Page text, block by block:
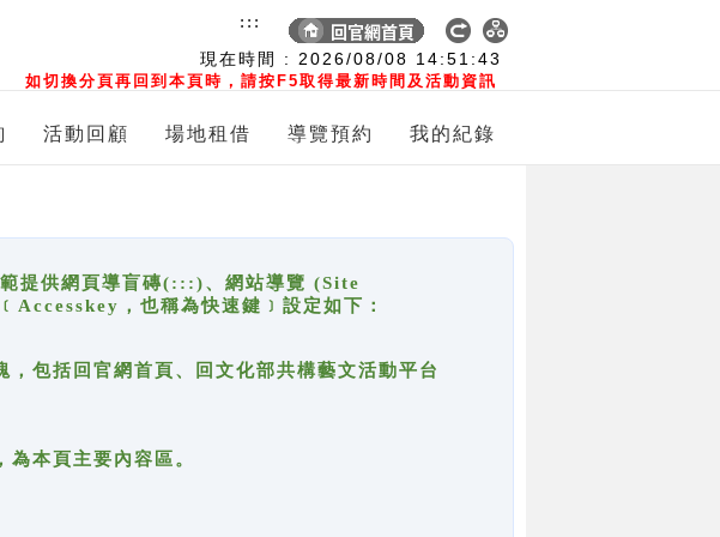
現在時間 : 2026/08/08 14:51:43
如切換分頁再回到本頁時，請按F5取得最新時間及活動資訊
:::
活動回顧 場地租借 導覽預約 我的紀錄
提供網頁導盲磚(:::)、網站導覽 (Site
，也稱為快速鍵﹞設定如下：
括回官網首頁、回文化部共構藝文活動平台
本頁主要內容區。